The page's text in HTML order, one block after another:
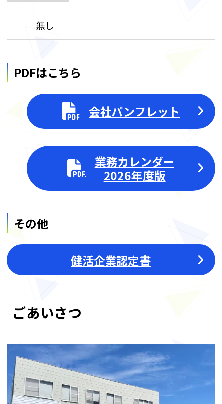
無し
PDFはこちら
会社パンフレット
業務カレンダー
2026年度版
その他
健活企業認定書
ごあいさつ